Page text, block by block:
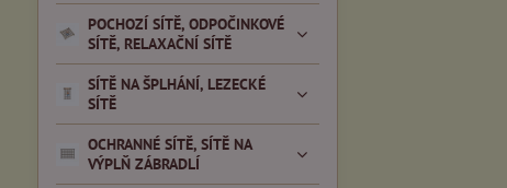
POCHOZÍ SÍTĚ, ODPOČINKOVÉ
SÍTĚ, RELAXAČNÍ SÍTĚ
SÍTĚ NA ŠPLHÁNÍ, LEZECKÉ
SÍTĚ
OCHRANNÉ SÍTĚ, SÍTĚ NA
VÝPLŇ ZÁBRADLÍ